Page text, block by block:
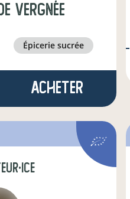
Vergnée
épicerie sucrée
Acheter